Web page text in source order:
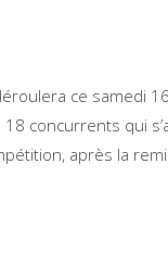
ce samedi
concurrents qui
après la